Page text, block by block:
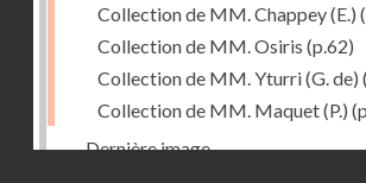
Collection de MM. Chappey (E.)
Collection de MM. Osiris (p.62)
Collection de MM. Yturri (G. de)
Collection de MM. Maquet (P.)
Dernière image